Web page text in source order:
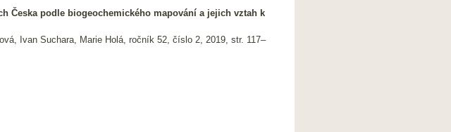
Česka podle biogeochemického mapování a jejich vztah k
Ivan Suchara, Marie Holá, ročník 52, číslo 2, 2019, str. 117–